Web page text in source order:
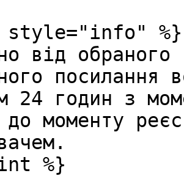
style="info" %}
від обраного
посилання
24 годин з
до моменту
%}